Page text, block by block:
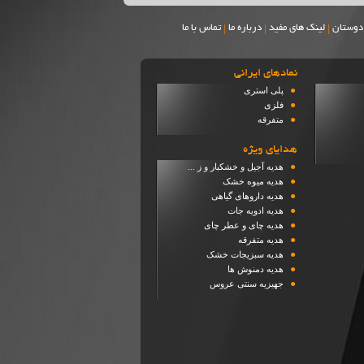
| لینک های مفید | درباره ما | تماس با ما
نمادهاي ايراني
● پلی استری
● فلزی
● متفرقه
هدایای ویژه
● هدیه آجیل و خشکبار و ز ...
● هدیه میوه خشک
● هدیه داروهای گیاهی
● هدیه ادویه جات
● هدیه چای و عطر چای
● هدیه متفرقه
● هدیه سبزیجات خشک
● هدیه دمنوش ها
● جهیزیه سنتی عروس